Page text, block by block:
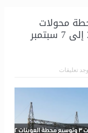
محولات
العوينات 3 وتوسيع العوينات 2 إلى 7 سبتمبر
تعليقات